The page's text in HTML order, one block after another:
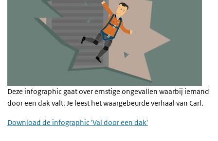
Deze infographic gaat over ernstige ongevallen waarbij iemand
door een dak valt. Je leest het waargebeurde verhaal van Carl.
Download de infographic 'Val door een dak'